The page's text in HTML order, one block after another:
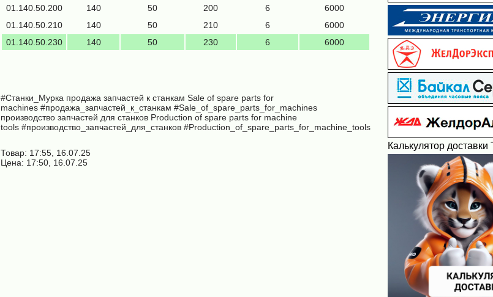
01.140.50.200
140 50 200 6
6000
01.140.50.210
140 50 210 6
6000
01.140.50.230
140 50 230 6 6000
#Станки_Мурка продажа запчастей к станкам Sale of spare parts for
machines #продажа_запчастей_к_станкам #Sale_of_spare_parts_for_machines
производство запчастей для станков Production of spare parts for machine
tools #производство_запчастей_для_станков #Production_of_spare_parts_for_machine_tools
Товар: 17:55, 16.07.25
Цена: 17:50, 16.07.25
Калькулятор доставки